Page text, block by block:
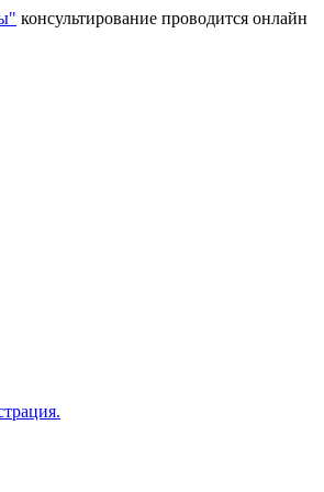
консультирование проводится онлайн